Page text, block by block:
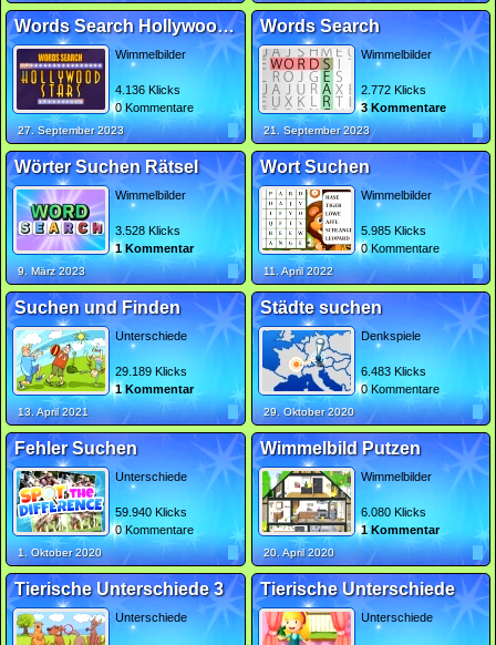
Words Search Hollywood Stars
Wimmelbilder
4.136 Klicks
0 Kommentare
27. September 2023
Words Search
Wimmelbilder
2.772 Klicks
3 Kommentare
21. September 2023
Wörter Suchen Rätsel
Wimmelbilder
3.528 Klicks
1 Kommentar
9. März 2023
Wort Suchen
Wimmelbilder
5.985 Klicks
0 Kommentare
11. April 2022
Suchen und Finden
Unterschiede
29.189 Klicks
1 Kommentar
13. April 2021
Städte suchen
Denkspiele
6.483 Klicks
0 Kommentare
29. Oktober 2020
Fehler Suchen
Unterschiede
59.940 Klicks
0 Kommentare
1. Oktober 2020
Wimmelbild Putzen
Wimmelbilder
6.080 Klicks
1 Kommentar
20. April 2020
Tierische Unterschiede 3
Unterschiede
Tierische Unterschiede
Unterschiede